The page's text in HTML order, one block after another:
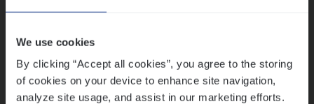
We use cookies
By clicking “Accept all cookies”, you agree to the storing
of cookies on your device to enhance site navigation,
analyze site usage, and assist in our marketing efforts.